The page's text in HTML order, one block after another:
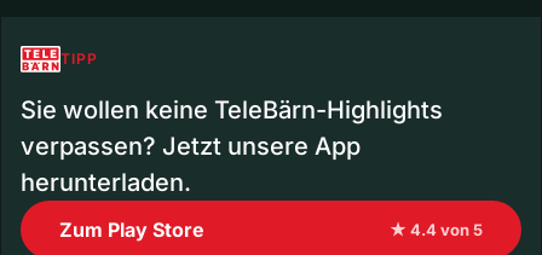
TIPP
Sie wollen keine TeleBärn-Highlights
verpassen? Jetzt unsere App
herunterladen.
Zum Play Store ★ 4.4 von 5